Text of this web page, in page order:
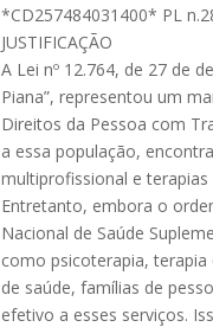
*CD257484031400* PL
JUSTIFICAÇÃO
A Lei nº 12.764, de 27 de
Piana”, representou um
Direitos da Pessoa com
a essa população,
multiprofissional e terapias
Entretanto, embora o
Nacional de Saúde
como psicoterapia,
de saúde, famílias de
efetivo a esses serviços.